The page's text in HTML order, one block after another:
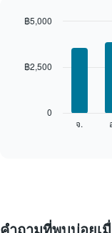
พัก
เดือน
แผนภูมิ
Y
แผนภูมิ
จ.
0
฿2,500
฿5,000